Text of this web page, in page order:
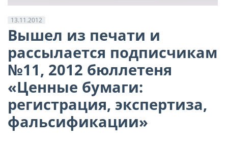
13.11.2012
Вышел из печати и
рассылается подписчикам
№11, 2012 бюллетеня
«Ценные бумаги:
регистрация, экспертиза,
фальсификации»